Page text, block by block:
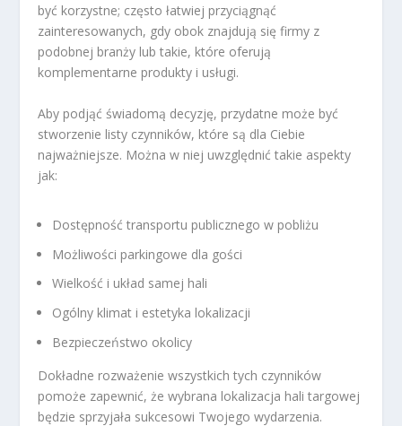
być korzystne; często łatwiej przyciągnąć
zainteresowanych, gdy obok znajdują się firmy z
podobnej branży lub takie, które oferują
komplementarne produkty i usługi.
Aby podjąć świadomą decyzję, przydatne może być
stworzenie listy czynników, które są dla Ciebie
najważniejsze. Można w niej uwzględnić takie aspekty
jak:
Dostępność transportu publicznego w pobliżu
Możliwości parkingowe dla gości
Wielkość i układ samej hali
Ogólny klimat i estetyka lokalizacji
Bezpieczeństwo okolicy
Dokładne rozważenie wszystkich tych czynników
pomoże zapewnić, że wybrana lokalizacja hali targowej
będzie sprzyjała sukcesowi Twojego wydarzenia.